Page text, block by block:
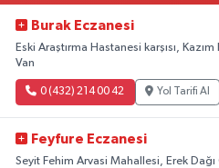
Burak Eczanesi
Eski Araştırma Hastanesi karşısı,
Van
0 (432) 214 00 42 Yol Tarifi Al
Feyfure Eczanesi
Seyit Fehim Arvasi Mahallesi, Erek